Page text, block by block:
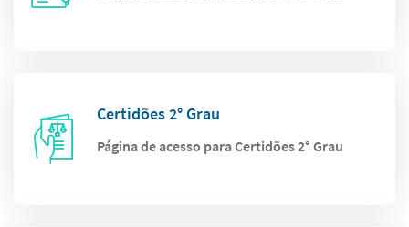
Certidões 2° Grau
Página de acesso para Certidões 2° Grau